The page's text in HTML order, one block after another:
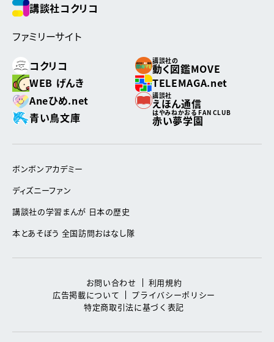
講談社コクリコ
ファミリーサイト
コクリコ
講談社の
動く図鑑MOVE
WEB げんき
TELEMAGA.net
Aneひめ.net
講談社
えほん通信
青い鳥文庫
はやみねかおる FAN CLUB
赤い夢学園
ボンボンアカデミー
ディズニーファン
講談社の学習まんが 日本の歴史
本とあそぼう 全国訪問おはなし隊
お問い合わせ
利用規約
広告掲載について
プライバシーポリシー
特定商取引法に基づく表記